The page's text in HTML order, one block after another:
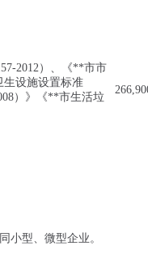
2012）、《**市市
生设施设置标准
）》《**市生活垃
小型、微型企业。